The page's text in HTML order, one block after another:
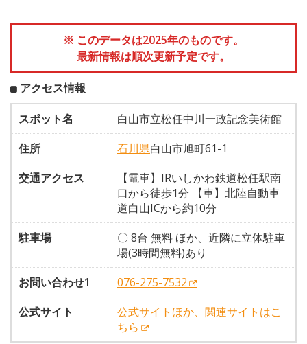
※ このデータは2025年のものです。
最新情報は順次更新予定です。
アクセス情報
スポット名
白山市立松任中川一政記念美術館
住所
石川県白山市旭町61-1
交通アクセス
【電車】IRいしかわ鉄道松任駅南
口から徒歩1分 【車】北陸自動車
道白山ICから約10分
駐車場
〇 8台 無料 ほか、近隣に立体駐車
場(3時間無料)あり
お問い合わせ1
076-275-7532
公式サイト
公式サイトほか、関連サイトはこ
ちら